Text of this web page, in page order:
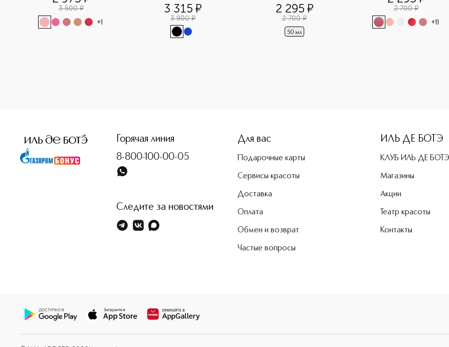
3 500 ¤
+1
3 315 ¤
3 900 ¤
2 295 ¤
2 700 ¤
50 мл
2 700 ¤
+11
Горячая линия
8-800-100-00-05
Следите за новостями
Для вас
Подарочные карты
Сервисы красоты
Доставка
Оплата
Обмен и возврат
Частые вопросы
ИЛЬ ДЕ БОТЭ
КЛУБ ИЛЬ ДЕ БОТЭ
Магазины
Акции
Театр красоты
Контакты